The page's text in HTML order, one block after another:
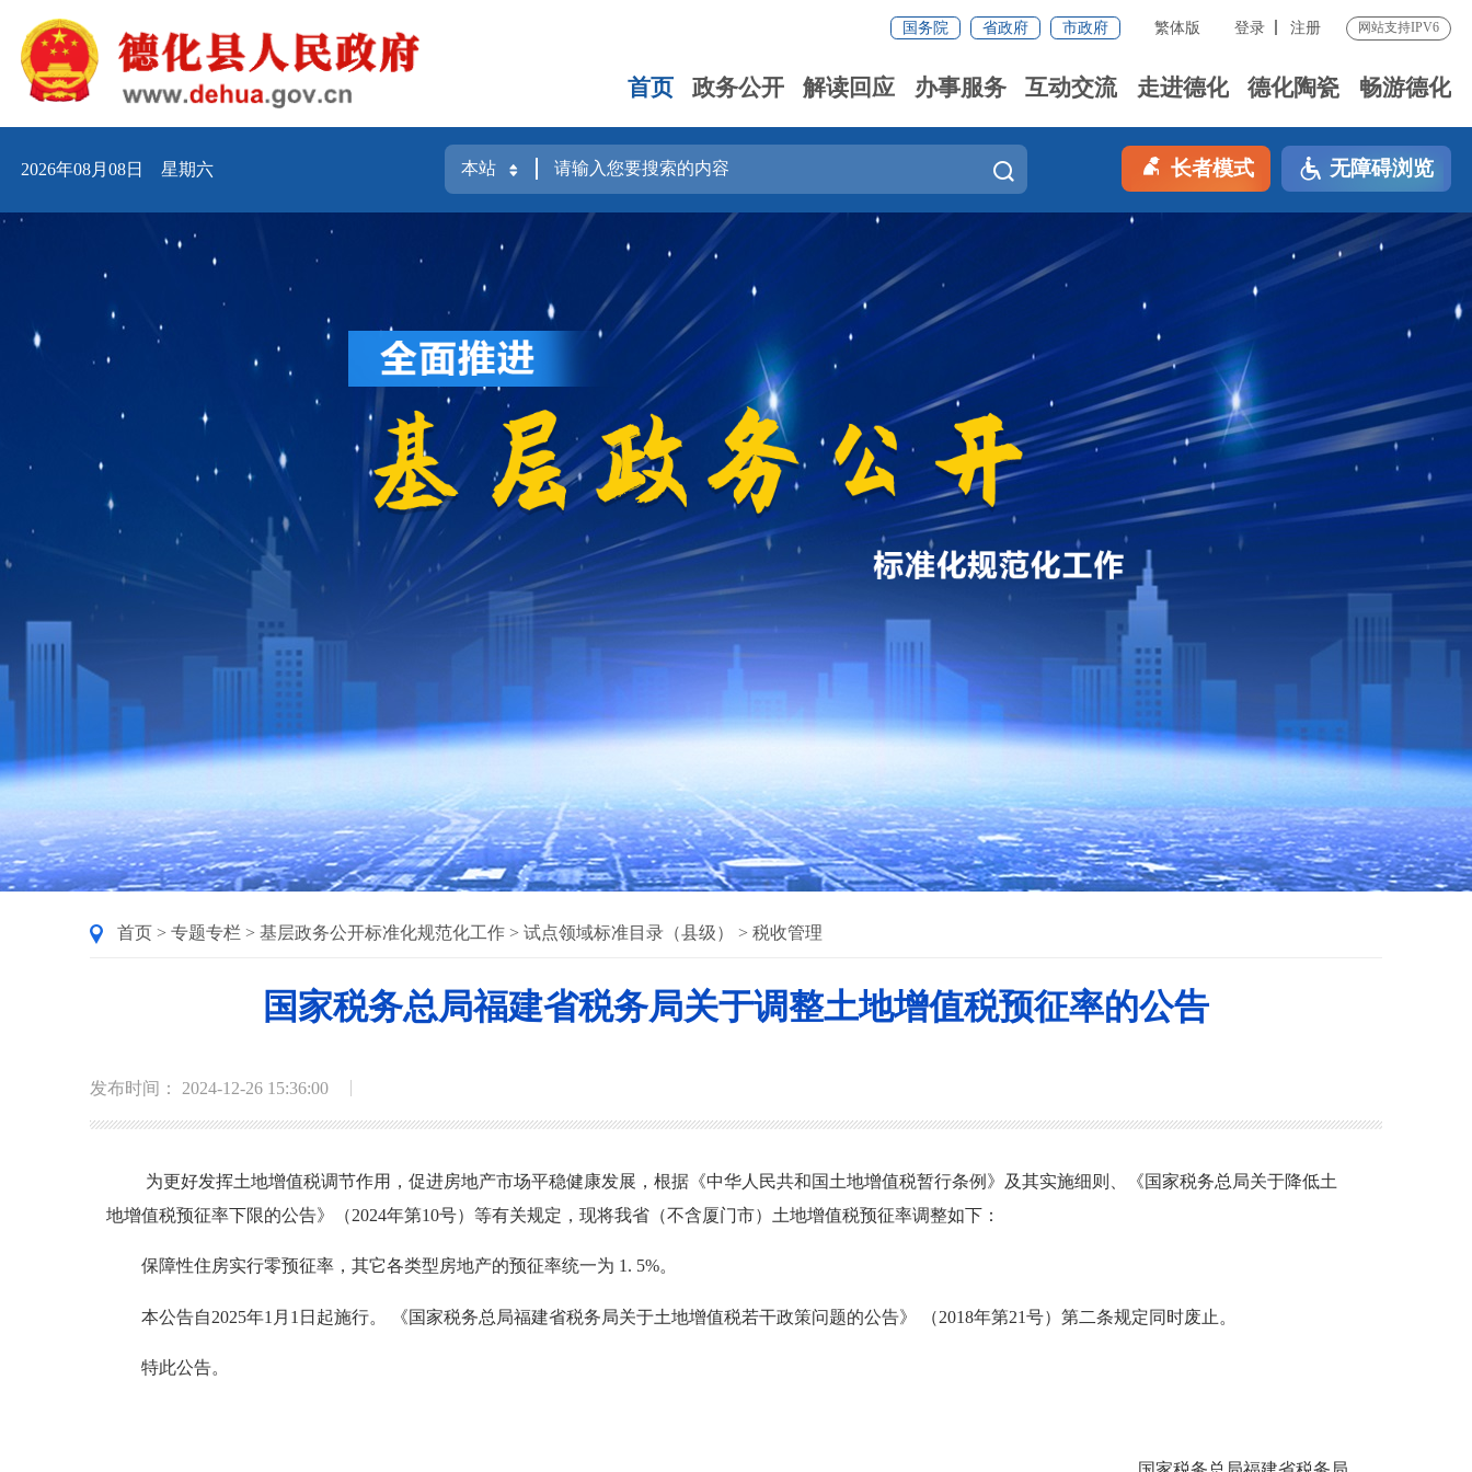
国务院 省政府 市政府 繁体版 登录 注册 网站支持IPV6
首页 政务公开 解读回应 办事服务 互动交流 走进德化 德化陶瓷 畅游德化
2026年08月08日 星期六 长者模式 无障碍浏览
首页 > 专题专栏 > 基层政务公开标准化规范化工作 > 试点领域标准目录（县级） > 税收管理
国家税务总局福建省税务局关于调整土地增值税预征率的公告
发布时间： 2024-12-26 15:36:00
为更好发挥土地增值税调节作用，促进房地产市场平稳健康发展，根据《中华人民共和国土地增值税暂行条例》及其实施细则、《国家税务总局关于降低土
地增值税预征率下限的公告》（2024年第10号）等有关规定，现将我省（不含厦门市）土地增值税预征率调整如下：
保障性住房实行零预征率，其它各类型房地产的预征率统一为 1. 5%。
本公告自2025年1月1日起施行。 《国家税务总局福建省税务局关于土地增值税若干政策问题的公告》 （2018年第21号） 第二条规定同时废止。
特此公告。